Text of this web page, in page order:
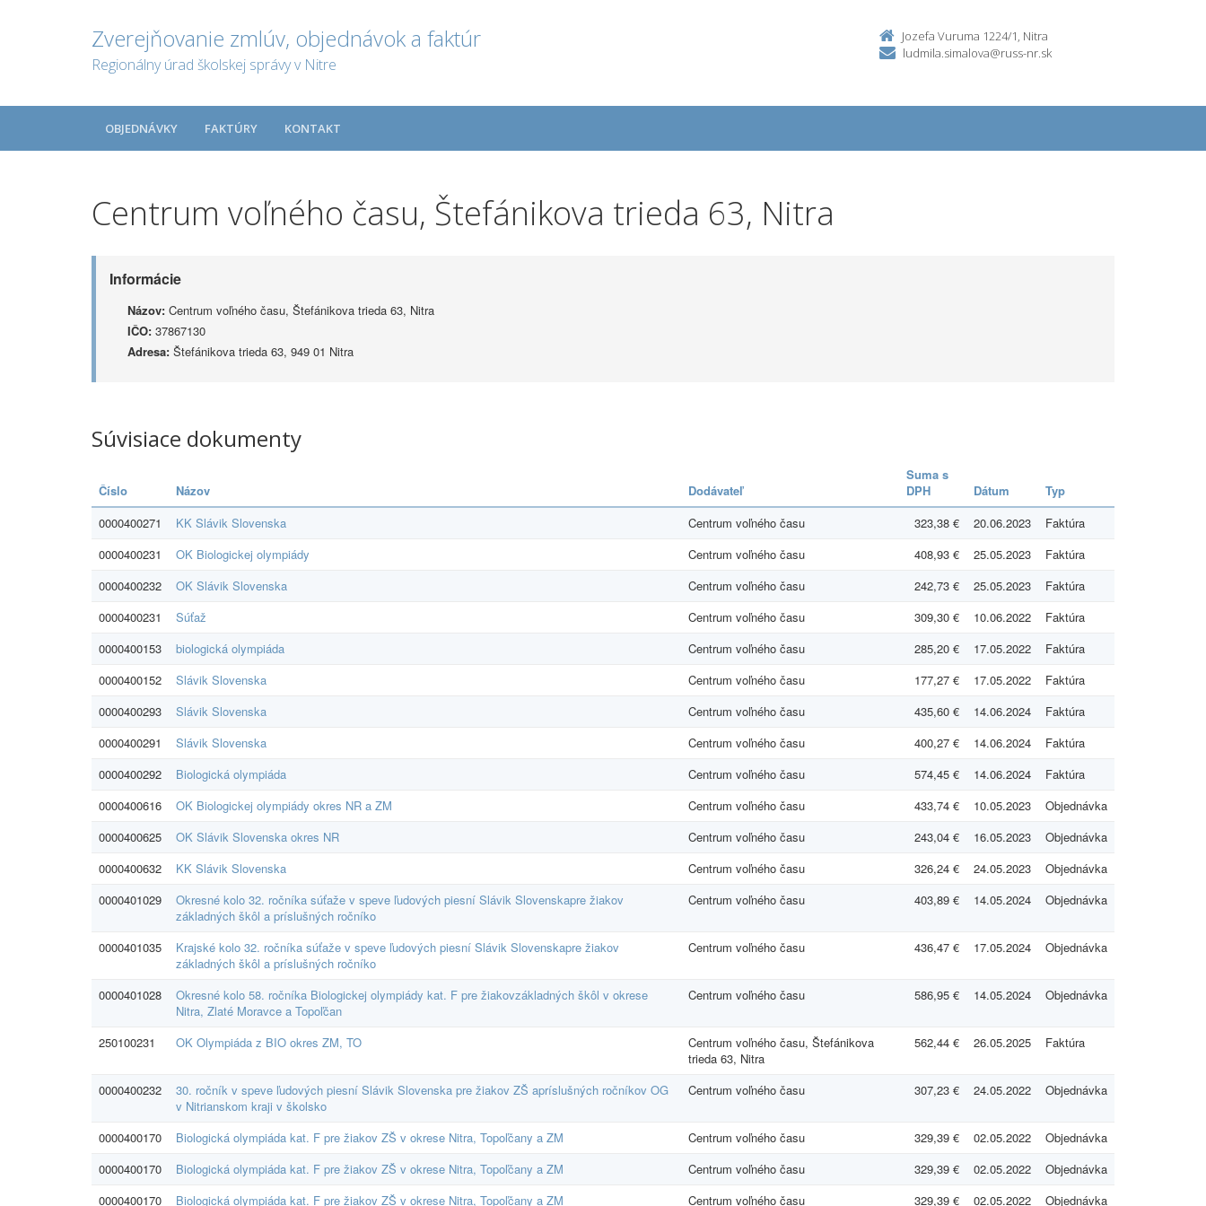
Zverejňovanie zmlúv, objednávok a faktúr
Regionálny úrad školskej správy v Nitre
Jozefa Vuruma 1224/1, Nitra
ludmila.simalova@russ-nr.sk
OBJEDNÁVKY FAKTÚRY KONTAKT
Centrum voľného času, Štefánikova trieda 63, Nitra
Informácie
Názov: Centrum voľného času, Štefánikova trieda 63, Nitra
IČO: 37867130
Adresa: Štefánikova trieda 63, 949 01 Nitra
Súvisiace dokumenty
Číslo Názov Dodávateľ
Suma s
DPH
Dátum
Typ
0000400271
KK Slávik Slovenska Centrum voľného času 323,38 € 20.06.2023
Faktúra
0000400231
OK Biologickej olympiády Centrum voľného času 408,93 € 25.05.2023
Faktúra
0000400232
OK Slávik Slovenska Centrum voľného času 242,73 € 25.05.2023
Faktúra
0000400231
Súťaž Centrum voľného času 309,30 € 10.06.2022
Faktúra
0000400153
biologická olympiáda Centrum voľného času 285,20 € 17.05.2022
Faktúra
0000400152
Slávik Slovenska Centrum voľného času 177,27 € 17.05.2022
Faktúra
0000400293
Slávik Slovenska Centrum voľného času 435,60 € 14.06.2024
Faktúra
0000400291
Slávik Slovenska Centrum voľného času 400,27 € 14.06.2024
Faktúra
0000400292
Biologická olympiáda Centrum voľného času 574,45 € 14.06.2024
Faktúra
0000400616
OK Biologickej olympiády okres NR a ZM Centrum voľného času 433,74 € 10.05.2023
Objednávka
0000400625
OK Slávik Slovenska okres NR Centrum voľného času 243,04 € 16.05.2023
Objednávka
0000400632
KK Slávik Slovenska Centrum voľného času 326,24 € 24.05.2023
Objednávka
0000401029
Okresné kolo 32. ročníka súťaže v speve ľudových piesní Slávik Slovenskapre žiakov
základných škôl a príslušných ročníko
Centrum voľného času 403,89 € 14.05.2024 Objednávka
0000401035
Krajské kolo 32. ročníka súťaže v speve ľudových piesní Slávik Slovenskapre žiakov
základných škôl a príslušných ročníko
Centrum voľného času 436,47 € 17.05.2024 Objednávka
0000401028
Okresné kolo 58. ročníka Biologickej olympiády kat. F pre žiakovzákladných škôl v okrese
Nitra, Zlaté Moravce a Topoľčan
Centrum voľného času 586,95 € 14.05.2024 Objednávka
250100231 OK Olympiáda z BIO okres ZM, TO
Centrum voľného času, Štefánikova
trieda 63, Nitra
562,44 € 26.05.2025 Faktúra
0000400232
30. ročník v speve ľudových piesní Slávik Slovenska pre žiakov ZŠ apríslušných ročníkov OG
v Nitrianskom kraji v školsko
Centrum voľného času 307,23 € 24.05.2022 Objednávka
0000400170 Biologická olympiáda kat. F pre žiakov ZŠ v okrese Nitra, Topoľčany a ZM Centrum voľného času 329,39 € 02.05.2022
Objednávka
0000400170
Biologická olympiáda kat. F pre žiakov ZŠ v okrese Nitra, Topoľčany a ZM Centrum voľného času 329,39 € 02.05.2022
Objednávka
0000400170
Biologická olympiáda kat. F pre žiakov ZŠ v okrese Nitra, Topoľčany a ZM Centrum voľného času 329,39 € 02.05.2022 Objednávka